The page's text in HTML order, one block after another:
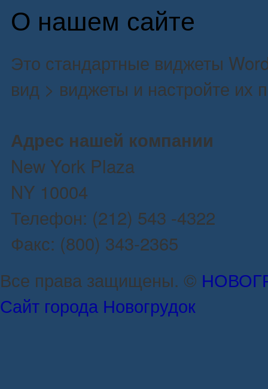
О нашем сайте
Это стандартные виджеты
вид > виджеты и настройте их
Адрес нашей компании
New York Plaza
NY 10004
Телефон: (212) 543 -4322
Факс: (800) 343-2365
Все права защищены. ©
Сайт города Новогрудок